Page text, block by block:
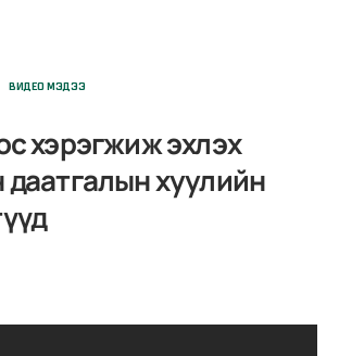
ВИДЕО МЭДЭЭ
хэрэгжиж эхлэх
хуулийн